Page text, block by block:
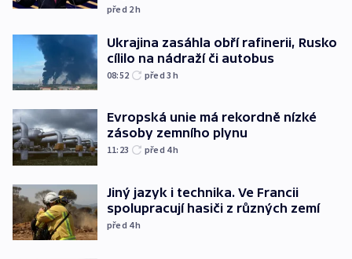
před 2h
Ukrajina zasáhla obří rafinerii, Rusko
cílilo na nádraží či autobus
08:52 před 3h
Evropská unie má rekordně nízké
zásoby zemního plynu
11:23 před 4h
Jiný jazyk i technika. Ve Francii
spolupracují hasiči z různých zemí
před 4h